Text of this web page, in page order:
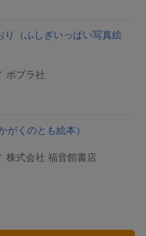
り
（ふしぎいっぱい写真絵
ポプラ社
かがくのとも絵本）
株式会社 福音館書店